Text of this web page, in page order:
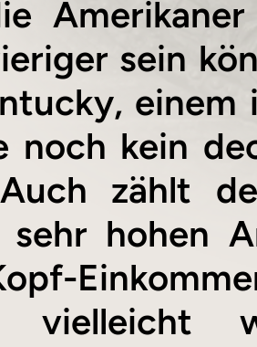
sein
einem
noch kein
zählt
sehr hohen
vielleicht